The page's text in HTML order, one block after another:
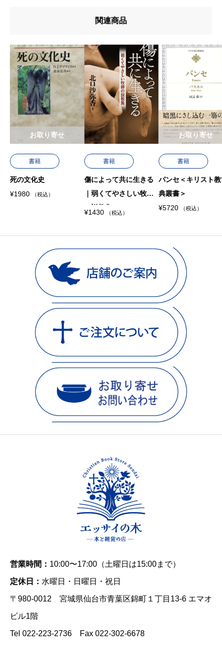
u8457u8005
関連商品
書籍
死の文化史
¥1980 （税込）
お取り寄せ
書籍
傷によって共に生きる
｜弱くてやさしい牧師
の説教集
¥1430 （税込）
書籍
パンセ＜キリスト
典叢書＞
¥5720 （税込）
お取り寄せ
営業時間： 10:00〜17:00（土曜日は15:00まで）
定休日： 水曜日・日曜日・祝日
〒980-0012 宮城県仙台市青葉区錦町１丁目13-6 エマオ
ビル1階
Tel 022-223-2736 Fax 022-302-6678